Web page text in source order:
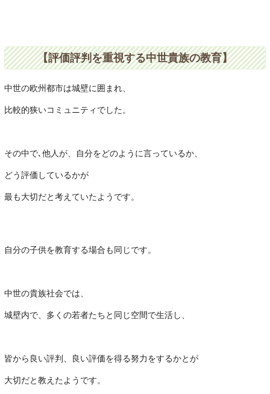
【評価評判を重視する中世貴族の教育】
中世の欧州都市は城壁に囲まれ、
比較的狭いコミュニティでした。
その中で､他人が、自分をどのように言っているか、
どう評価しているかが
最も大切だと考えていたようです。
自分の子供を教育する場合も同じです。
中世の貴族社会では、
城壁内で、多くの若者たちと同じ空間で生活し、
皆から良い評判、良い評価を得る努力をするかとが
大切だと教えたようです。